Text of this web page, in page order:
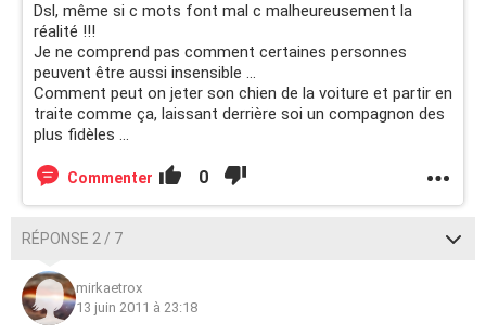
Dsl, même si c mots font mal c malheureusement la
réalité !!!
Je ne comprend pas comment certaines personnes
peuvent être aussi insensible ...
Comment peut on jeter son chien de la voiture et partir en
traite comme ça, laissant derrière soi un compagnon des
plus fidèles ...
Commenter 0
RÉPONSE 2 / 7
mirkaetrox
13 juin 2011 à 23:18